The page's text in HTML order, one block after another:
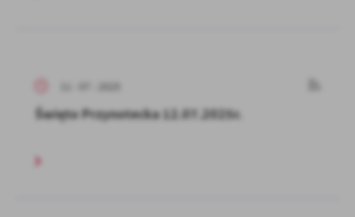
Święto Przynotecka 12.07.2025r.